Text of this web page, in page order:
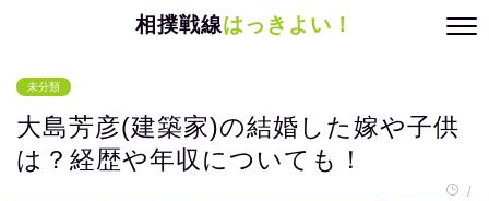
相撲戦線はっきよい！
未分類
大島芳彦(建築家)の結婚した嫁や子供
は？経歴や年収についても！
/